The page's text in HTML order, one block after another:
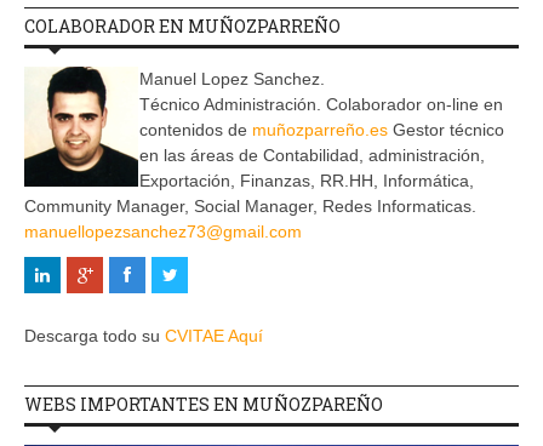
COLABORADOR EN MUÑOZPARREÑO
Manuel Lopez Sanchez.
Técnico Administración. Colaborador on-line en
contenidos de muñozparreño.es Gestor técnico
en las áreas de Contabilidad, administración,
Exportación, Finanzas, RR.HH, Informática,
Community Manager, Social Manager, Redes Informaticas.
manuellopezsanchez73@gmail.com
Descarga todo su CVITAE Aquí
WEBS IMPORTANTES EN MUÑOZPAREÑO